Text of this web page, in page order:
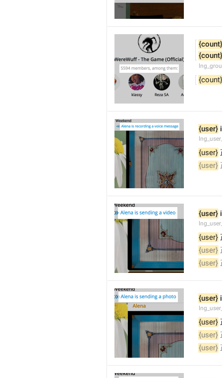
{count}
{count}
{count}
{user}
{user}
{user}
{user}
{user}
{user}
{user}
{user}
{user}
{user}
{user}